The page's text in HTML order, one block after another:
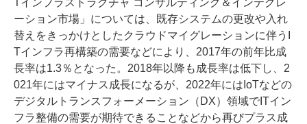
Tインフラストラクチャ コンサルティング＆インテグレ
ーション市場」については、既存システムの更改や入れ
替えをきっかけとしたクラウドマイグレーションに伴うI
Tインフラ再構築の需要などにより、2017年の前年比成
長率は1.3％となった。2018年以降も成長率は低下し、2
021年にはマイナス成長になるが、2022年にはIoTなどの
デジタルトランスフォーメーション（DX）領域でITイン
フラ整備の需要が期待できることなどから再びプラス成